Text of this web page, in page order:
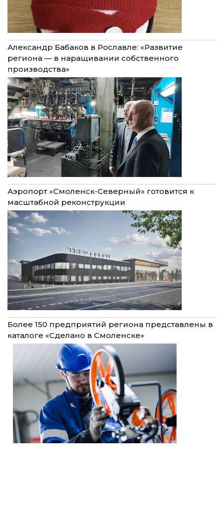
Александр Бабаков в Рославле: «Развитие
региона — в наращивании собственного
производства»
Аэропорт «Смоленск-Северный» готовится к
масштабной реконструкции
Более 150 предприятий региона представлены в
каталоге «Сделано в Смоленске»